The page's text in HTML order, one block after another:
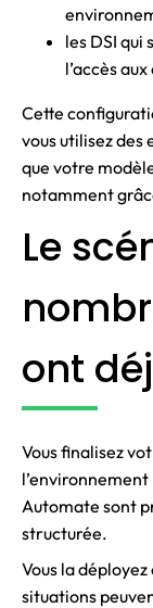
les DSI qui
l’accès
Cette
vous utilisez
que votre
notamment
Le
ont
Vous finalisez
Automate sont
structurée.
Vous la
situations